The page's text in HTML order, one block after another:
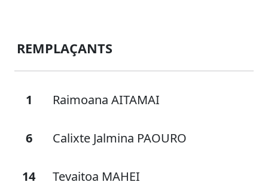
REMPLAÇANTS
1 Raimoana AITAMAI
6 Calixte Jalmina PAOURO
14 Tevaitoa MAHEI